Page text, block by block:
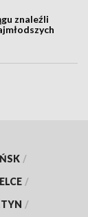
znaleźli
/
/
/